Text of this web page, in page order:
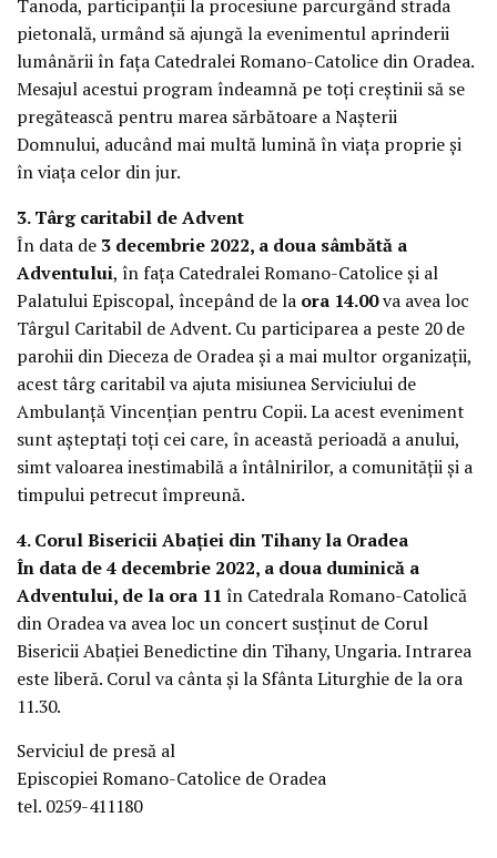
Tanoda, participanții la procesiune parcurgând strada
pietonală, urmând să ajungă la evenimentul aprinderii
lumânării în fața Catedralei Romano-Catolice din Oradea.
Mesajul acestui program îndeamnă pe toți creștinii să se
pregătească pentru marea sărbătoare a Nașterii
Domnului, aducând mai multă lumină în viața proprie și
în viața celor din jur.
3. Târg caritabil de Advent
În data de 3 decembrie 2022, a doua sâmbătă a
Adventului, în fața Catedralei Romano-Catolice și al
Palatului Episcopal, începând de la ora 14.00va avea loc
Târgul Caritabil de Advent. Cu participarea a peste 20 de
parohii din Dieceza de Oradea și a mai multor organizații,
acest târg caritabil va ajuta misiunea Serviciului de
Ambulanță Vincențian pentru Copii. La acest eveniment
sunt așteptați toți cei care, în această perioadă a anului,
simt valoarea inestimabilă a întâlnirilor, a comunității și a
timpului petrecut împreună.
4. Corul Bisericii Abației din Tihany la Oradea
În data de 4 decembrie 2022, a doua duminică a
Adventului, de la ora 11 în Catedrala Romano-Catolică
din Oradea va avea loc un concert susținut de Corul
Bisericii Abației Benedictine din Tihany, Ungaria. Intrarea
este liberă. Corul va cânta și la Sfânta Liturghie de la ora
11.30.
Serviciul de presă al
Episcopiei Romano-Catolice de Oradea
tel. 0259-411180